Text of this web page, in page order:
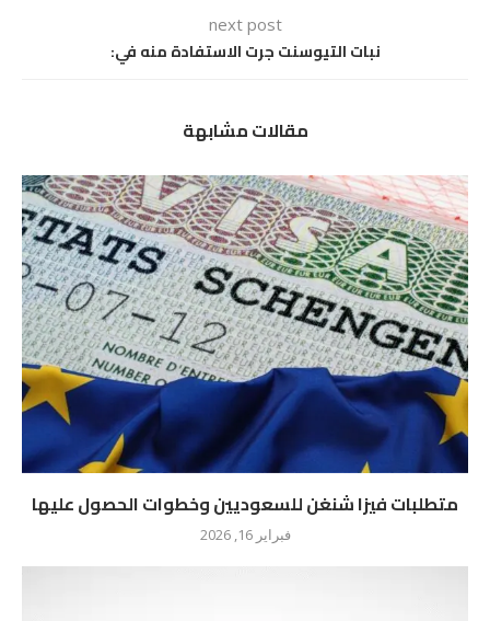
next post
نبات التيوسنت جرت الاستفادة منه في:
مقالات مشابهة
متطلبات فيزا شنغن للسعوديين وخطوات الحصول عليها
فبراير 16, 2026